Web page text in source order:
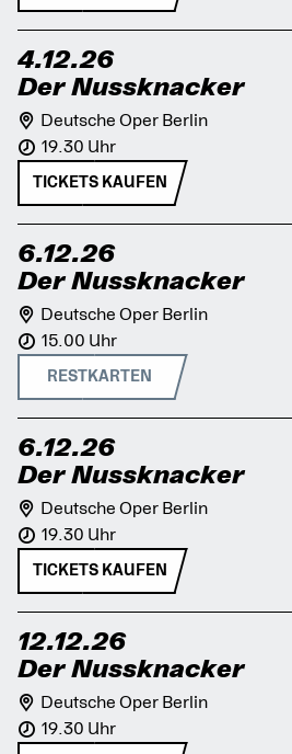
4.12.26
Der Nussknacker
Deutsche Oper Berlin
19.30 Uhr
TICKETS KAUFEN
6.12.26
Der Nussknacker
Deutsche Oper Berlin
15.00 Uhr
RESTKARTEN
6.12.26
Der Nussknacker
Deutsche Oper Berlin
19.30 Uhr
TICKETS KAUFEN
12.12.26
Der Nussknacker
Deutsche Oper Berlin
19.30 Uhr